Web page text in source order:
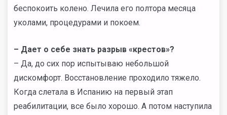
беспокоить колено. Лечила его полтора месяца
уколами, процедурами и покоем.
– Дает о себе знать разрыв «крестов»?
– Да, до сих пор испытываю небольшой
дискомфорт. Восстановление проходило тяжело.
Когда слетала в Испанию на первый этап
реабилитации, все было хорошо. А потом наступила